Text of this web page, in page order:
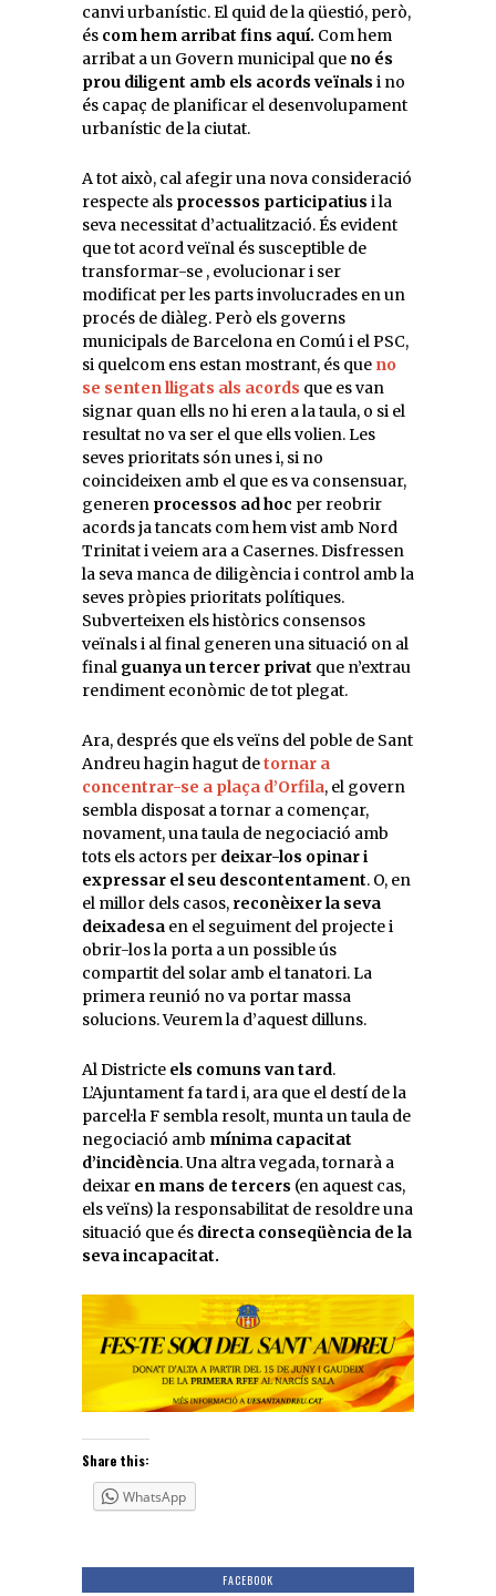
canvi urbanístic. El quid de la qüestió, però,
és com hem arribat fins aquí. Com hem
arribat a un Govern municipal que no és
prou diligent amb els acords veïnals i no
és capaç de planificar el desenvolupament
urbanístic de la ciutat.
A tot això, cal afegir una nova consideració
respecte als processos participatius i la
seva necessitat d’actualització. És evident
que tot acord veïnal és susceptible de
transformar-se , evolucionar i ser
modificat per les parts involucrades en un
procés de diàleg. Però els governs
municipals de Barcelona en Comú i el PSC,
si quelcom ens estan mostrant, és que no
se senten lligats als acords que es van
signar quan ells no hi eren a la taula, o si el
resultat no va ser el que ells volien. Les
seves prioritats són unes i, si no
coincideixen amb el que es va consensuar,
generen processos ad hoc per reobrir
acords ja tancats com hem vist amb Nord
Trinitat i veiem ara a Casernes. Disfressen
la seva manca de diligència i control amb la
seves pròpies prioritats polítiques.
Subverteixen els històrics consensos
veïnals i al final generen una situació on al
final guanya un tercer privat que n’extrau
rendiment econòmic de tot plegat.
Ara, després que els veïns del poble de Sant
Andreu hagin hagut detornar a
concentrar-se a plaça d’Orfila, el govern
sembla disposat a tornar a començar,
novament, una taula de negociació amb
tots els actors per deixar-los opinar i
expressar el seu descontentament. O, en
el millor dels casos, reconèixer la seva
deixadesa en el seguiment del projecte i
obrir-los la porta a un possible ús
compartit del solar amb el tanatori. La
primera reunió no va portar massa
solucions. Veurem la d’aquest dilluns.
Al Districte els comuns van tard.
L’Ajuntament fa tard i, ara que el destí de la
parcel·la F sembla resolt, munta un taula de
negociació amb mínima capacitat
d’incidència. Una altra vegada, tornarà a
deixar en mans de tercers (en aquest cas,
els veïns) la responsabilitat de resoldre una
situació que és directa conseqüència de la
seva incapacitat.
Share this:
WhatsApp
FACEBOOK